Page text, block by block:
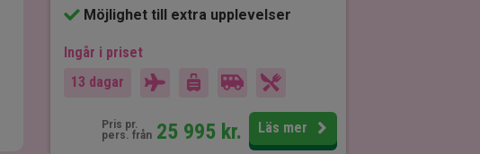
Ingår i priset
13 dagar
Möjlighet till extra upplevelser
Pris pr.
pers. från 25 995 kr. Läs mer